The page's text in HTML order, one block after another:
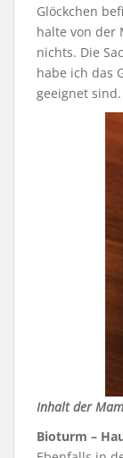
Glöckchen
halte von der
nichts. Die
habe ich das
geeignet
Inhalt der
Bioturm –